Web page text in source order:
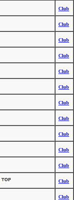
Club
Club
Club
Club
Club
Club
Club
Club
Club
Club
Club
Club
Club